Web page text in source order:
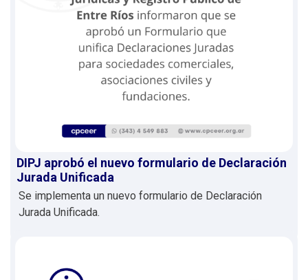
DIPJ aprobó el nuevo formulario de Declaración
Jurada Unificada
Se implementa un nuevo formulario de Declaración
Jurada Unificada.